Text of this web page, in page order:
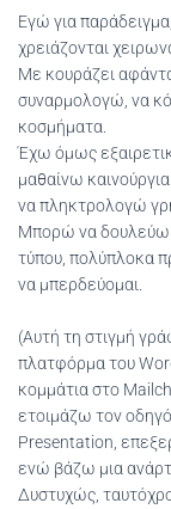
Εγώ για
χρειάζονται
Με κουράζει
συναρμολογώ, να
κοσμήματα.
Έχω όμως
μαθαίνω
να πληκτρολογώ
Μπορώ να δουλεύω
τύπου, πολύπλοκα
να μπερδεύομαι.
(Αυτή τη στιγμή
πλατφόρμα του
κομμάτια στο
ετοιμάζω τον
Presentation,
ενώ βάζω μια
Δυστυχώς,